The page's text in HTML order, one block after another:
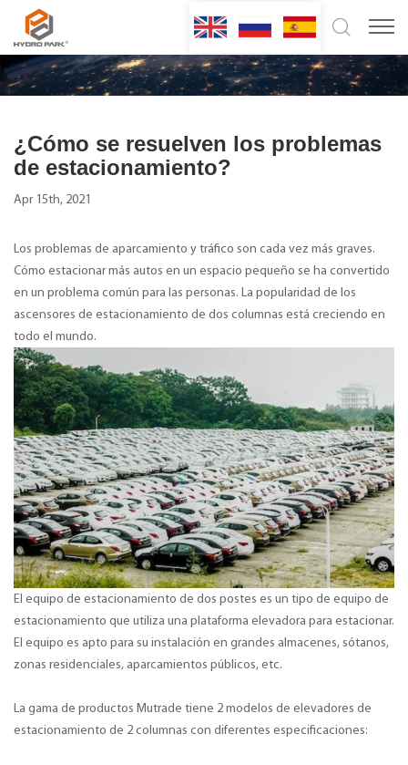
¿Cómo se resuelven los problemas
de estacionamiento?
Apr 15th, 2021
Los problemas de aparcamiento y tráfico son cada vez más graves.
Cómo estacionar más autos en un espacio pequeño se ha convertido
en un problema común para las personas. La popularidad de los
ascensores de estacionamiento de dos columnas está creciendo en
todo el mundo.
El equipo de estacionamiento de dos postes es un tipo de equipo de
estacionamiento que utiliza una plataforma elevadora para estacionar.
El equipo es apto para su instalación en grandes almacenes, sótanos,
zonas residenciales, aparcamientos públicos, etc.
La gama de productos Mutrade tiene 2 modelos de elevadores de
estacionamiento de 2 columnas con diferentes especificaciones: